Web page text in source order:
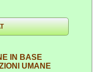
IN BASE
UMANE